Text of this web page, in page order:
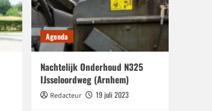
Agenda
Nachtelijk Onderhoud N325
IJsseloordweg (Arnhem)
Redacteur 19 juli 2023